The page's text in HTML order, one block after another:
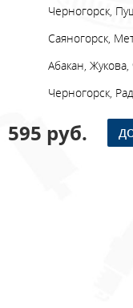
Черногорск,
Саяногорск,
Абакан,
Черногорск,
595 руб.